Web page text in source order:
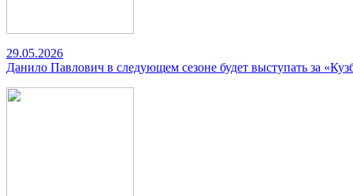
29.05.2026
Данило Павлович в следующем сезоне будет выступать за